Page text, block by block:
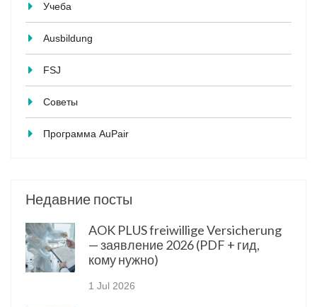
Учеба
Ausbildung
FSJ
Советы
Программа AuPair
Недавние посты
AOK PLUS freiwillige Versicherung
— заявление 2026 (PDF + гид,
кому нужно)
1 Jul 2026